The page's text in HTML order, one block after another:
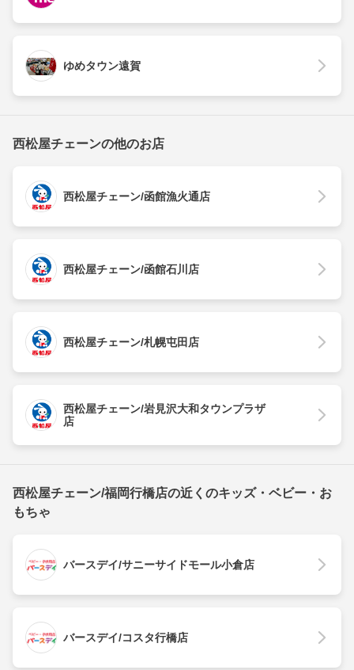
ゆめタウン遠賀
西松屋チェーンの他のお店
西松屋チェーン/函館漁火通店
西松屋チェーン/函館石川店
西松屋チェーン/札幌屯田店
西松屋チェーン/岩見沢大和タウンプラザ
店
西松屋チェーン/福岡行橋店の近くのキッズ・ベビー・お
もちゃ
バースデイ/サニーサイドモール小倉店
バースデイ/コスタ行橋店